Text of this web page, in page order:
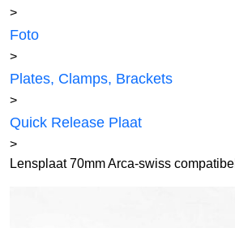
>
Foto
>
Plates, Clamps, Brackets
>
Quick Release Plaat
>
Lensplaat 70mm Arca-swiss compatibel